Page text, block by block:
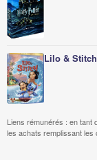
Lilo &
Liens rémunérés : en tant
les achats remplissant les